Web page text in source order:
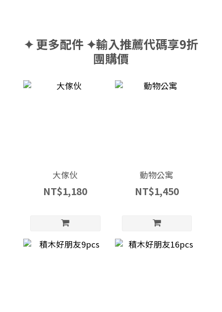
✦ 更多配件 ✦輸入推薦代碼享9折
團購價
大傢伙
NT$1,180
動物公寓
NT$1,450